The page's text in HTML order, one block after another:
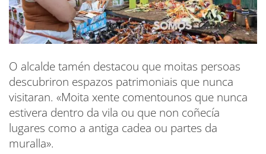
O alcalde tamén destacou que moitas persoas
descubriron espazos patrimoniais que nunca
visitaran. «Moita xente comentounos que nunca
estivera dentro da vila ou que non coñecía
lugares como a antiga cadea ou partes da
muralla».